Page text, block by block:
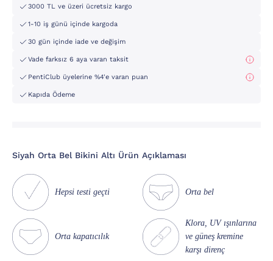
3000 TL ve üzeri ücretsiz kargo
1-10 iş günü içinde kargoda
30 gün içinde iade ve değişim
Vade farksız 6 aya varan taksit
PentiClub üyelerine %4'e varan puan
Kapıda Ödeme
Si̇yah Orta Bel Bikini Altı Ürün Açıklaması
Hepsi testi geçti Orta bel
Orta kapatıcılık
Klora, UV ışınlarına
ve güneş kremine
karşı direnç